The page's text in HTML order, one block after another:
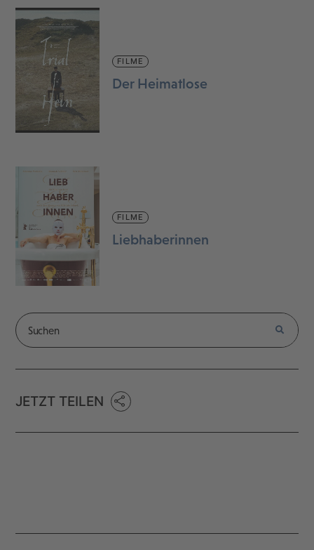
FILME
Der Heimatlose
FILME
Liebhaberinnen
JETZT TEILEN